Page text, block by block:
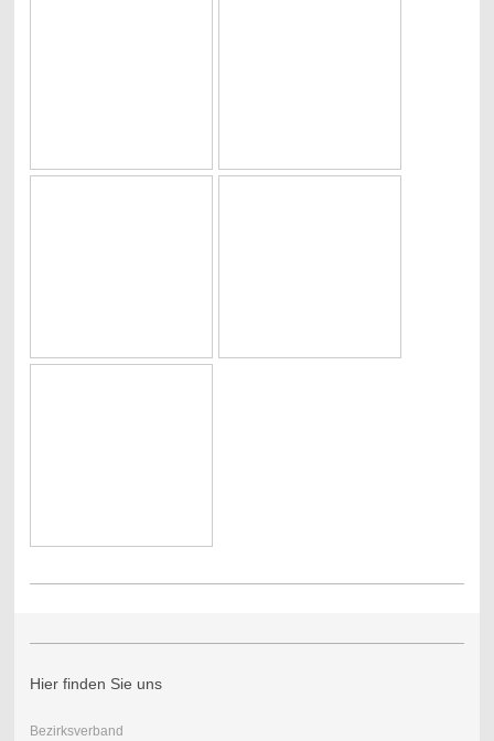
Hier finden Sie uns
Bezirksverband